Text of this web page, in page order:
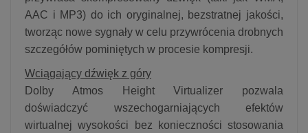
AAC i MP3) do ich oryginalnej, bezstratnej jakości,
tworząc nowe sygnały w celu przywrócenia drobnych
szczegółów pominiętych w procesie kompresji.
Wciągający dźwięk z góry
Dolby Atmos Height Virtualizer pozwala
doświadczyć wszechogarniających efektów
wirtualnej wysokości bez konieczności stosowania